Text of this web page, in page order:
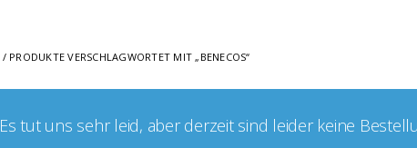
/ PRODUKTE VERSCHLAGWORTET MIT „BENECOS“
Es tut uns sehr leid, aber derzeit sind leider keine